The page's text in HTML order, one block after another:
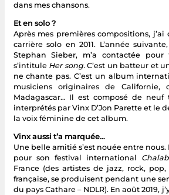
dans mes chansons.
Et en solo ?
Après mes premières compositions,
carrière solo en 2011. L’année
Stephan Sieber, m’a contactée
s’intitule Her song.C’est un batteur et
ne chante pas. C’est un album
musiciens originaires de Californie,
Madagascar… Il est composé de
interprétés par Vinx D’Jon Parette et le
la voix féminine de cet album.
Vinx aussi t’a marquée…
Une belle amitié s’est nouée entre
pour son festival international
France (des artistes de jazz, rock,
française, se produisent pendant une
du pays Cathare – NDLR). En août 2019,